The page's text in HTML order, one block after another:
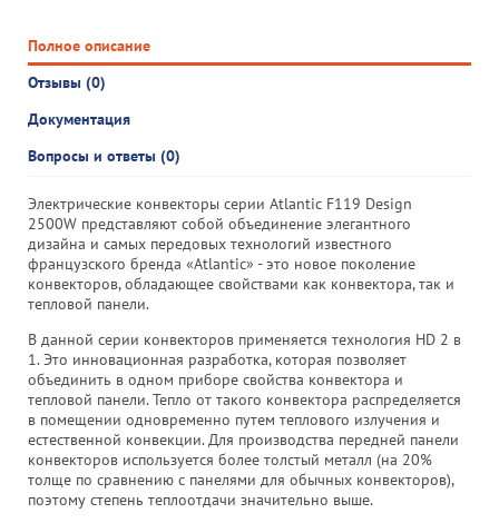
Полное описание
Отзывы (0)
Документация
Вопросы и ответы (0)
Электрические конвекторы серии Atlantic F119 Design
2500W представляют собой объединение элегантного
дизайна и самых передовых технологий известного
французского бренда «Atlantic» - это новое поколение
конвекторов, обладающее свойствами как конвектора, так и
тепловой панели.
В данной серии конвекторов применяется технология HD 2 в
1. Это инновационная разработка, которая позволяет
объединить в одном приборе свойства конвектора и
тепловой панели. Тепло от такого конвектора распределяется
в помещении одновременно путем теплового излучения и
естественной конвекции. Для производства передней панели
конвекторов используется более толстый металл (на 20%
толще по сравнению с панелями для обычных конвекторов),
поэтому степень теплоотдачи значительно выше.